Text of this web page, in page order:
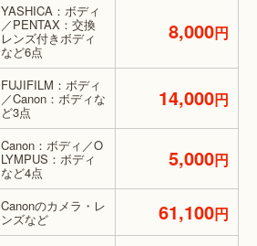
YASHICA：ボディ
／PENTAX：交換
レンズ付きボディ
など6点
8,000円
FUJIFILM：ボディ
／Canon：ボディな
ど3点
14,000円
Canon：ボディ／O
LYMPUS：ボディ
など4点
5,000円
Canonのカメラ・レ
ンズなど 61,100円